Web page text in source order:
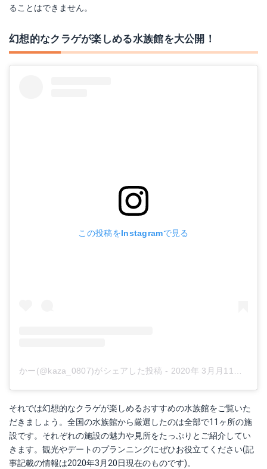
ることはできません。
幻想的なクラゲが楽しめる水族館を大公開！
この投稿をInstagramで見る
かー(@kaza_0807)がシェアした投稿 - 2020年 3月月11日午前3時23分PDT
それでは幻想的なクラゲが楽しめるおすすめの水族館をご覧いた
だきましょう。全国の水族館から厳選したのは全部で11ヶ所の施
設です。それぞれの施設の魅力や見所をたっぷりとご紹介してい
きます。観光やデートのプランニングにぜひお役立てください(記
事記載の情報は2020年3月20日現在のものです)。